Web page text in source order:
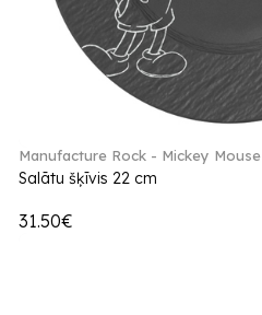
Manufacture Rock - Mickey Mouse
Salātu šķīvis 22 cm
31.50€